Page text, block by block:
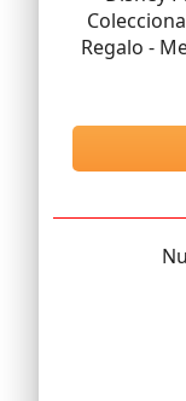
Regalo -